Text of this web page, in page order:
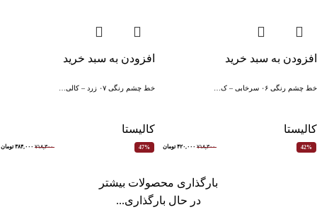
افزودن به سبد خرید
خط چشم رنگی ۰۶ سرخابی – ک…
کالیستا
42% ۷۱۸,۳۰۰ ۴۲۰,۰۰۰ تومان
افزودن به سبد خرید
خط چشم رنگی ۰۷ زرد – کالی…
کالیستا
47% ۷۱۸,۳۰۰ ۳۸۴,۰۰۰ تومان
بارگذاری محصولات بیشتر
در حال بارگذاری...